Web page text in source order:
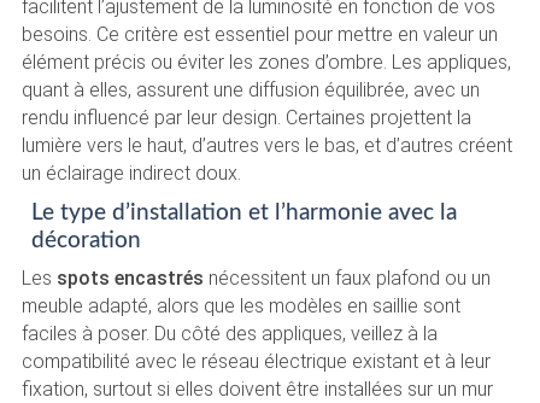
facilitent l’ajustement de la luminosité en fonction de vos
besoins. Ce critère est essentiel pour mettre en valeur un
élément précis ou éviter les zones d’ombre. Les appliques,
quant à elles, assurent une diffusion équilibrée, avec un
rendu influencé par leur design. Certaines projettent la
lumière vers le haut, d’autres vers le bas, et d’autres créent
un éclairage indirect doux.
Le type d’installation et l’harmonie avec la
décoration
Les spots encastrés nécessitent un faux plafond ou un
meuble adapté, alors que les modèles en saillie sont
faciles à poser. Du côté des appliques, veillez à la
compatibilité avec le réseau électrique existant et à leur
fixation, surtout si elles doivent être installées sur un mur